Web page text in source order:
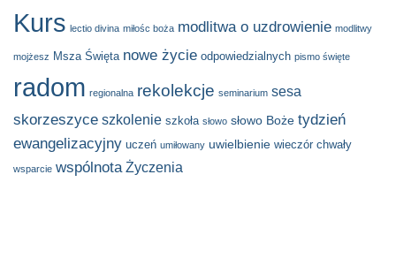
Kurs lectio divina miłośc boża modlitwa o uzdrowienie modlitwy
mojżesz Msza Święta nowe życie odpowiedzialnych pismo święte
radom regionalna rekolekcje seminarium sesa
skorzeszyce szkolenie szkoła słowo słowo Boże tydzień
ewangelizacyjny uczeń umiłowany uwielbienie wieczór chwały
wsparcie wspólnota Życzenia